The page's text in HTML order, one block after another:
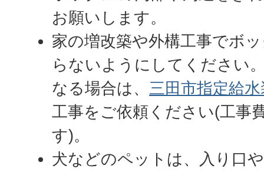
お願いします。
家の増改築や外構工事でボ
らないようにしてください
なる場合は、 三田市指定給
工事をご依頼ください(工事
す)。
犬などのペットは、入り口